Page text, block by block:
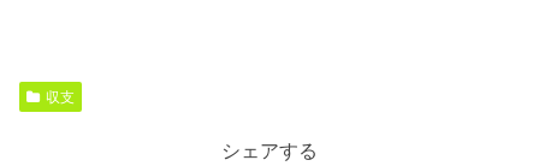
収支
シェアする